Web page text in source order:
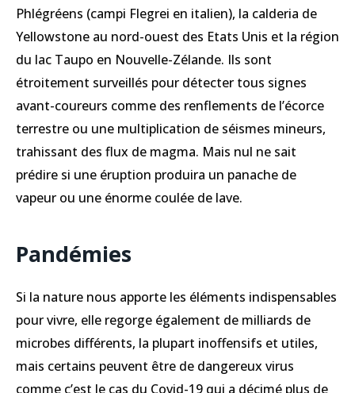
Phlégréens (campi Flegrei en italien), la calderia de
Yellowstone au nord-ouest des Etats Unis et la région
du lac Taupo en Nouvelle-Zélande. Ils sont
étroitement surveillés pour détecter tous signes
avant-coureurs comme des renflements de l’écorce
terrestre ou une multiplication de séismes mineurs,
trahissant des flux de magma. Mais nul ne sait
prédire si une éruption produira un panache de
vapeur ou une énorme coulée de lave.
Pandémies
Si la nature nous apporte les éléments indispensables
pour vivre, elle regorge également de milliards de
microbes différents, la plupart inoffensifs et utiles,
mais certains peuvent être de dangereux virus
comme c’est le cas du Covid-19 qui a décimé plus de